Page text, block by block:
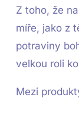
Z toho, že
míře, jako z
potraviny
velkou roli
Mezi